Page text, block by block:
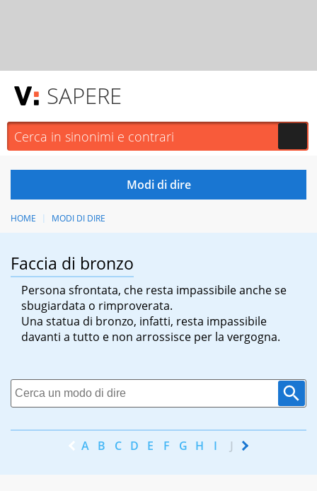
SAPERE
HOME MODI DI DIRE
Faccia di bronzo
Persona sfrontata, che resta impassibile anche se
sbugiardata o rimproverata.
Una statua di bronzo, infatti, resta impassibile
davanti a tutto e non arrossisce per la vergogna.
A B C D E F G H I J K